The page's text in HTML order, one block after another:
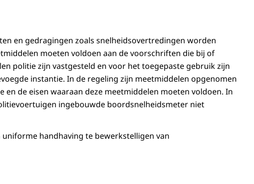
en gedragingen zoals snelheidsovertredingen worden
moeten voldoen aan de voorschriften die bij of
politie zijn vastgesteld en voor het toegepaste gebruik zijn
instantie. In de regeling zijn meetmiddelen opgenomen
de eisen waaraan deze meetmiddelen moeten voldoen. In
ingebouwde boordsnelheidsmeter niet
handhaving te bewerkstelligen van